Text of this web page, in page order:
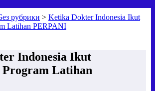
рубрики > Ketika Dokter Indonesia Ikut
Latihan PERPANI
Indonesia Ikut
Program Latihan